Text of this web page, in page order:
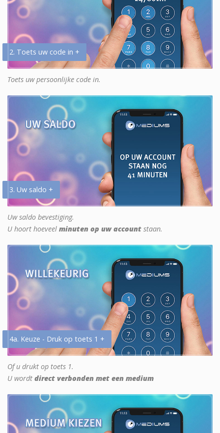
2. Toets uw code in +
Toets uw persoonlijke code in.
3. Uw saldo +
Uw saldo bevestiging.
U hoort hoeveel minuten op uw account staan.
4a. Keuze - Druk op toets 1 +
Of u drukt op toets 1.
U wordt direct verbonden met een medium